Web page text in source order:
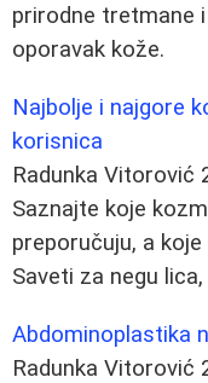
prirodne tretmane
oporavak kože.
Najbolje i najgore
korisnica
Radunka Vitorović
Saznajte koje
preporučuju, a
Saveti za negu
Abdominoplastika
Radunka Vitorović